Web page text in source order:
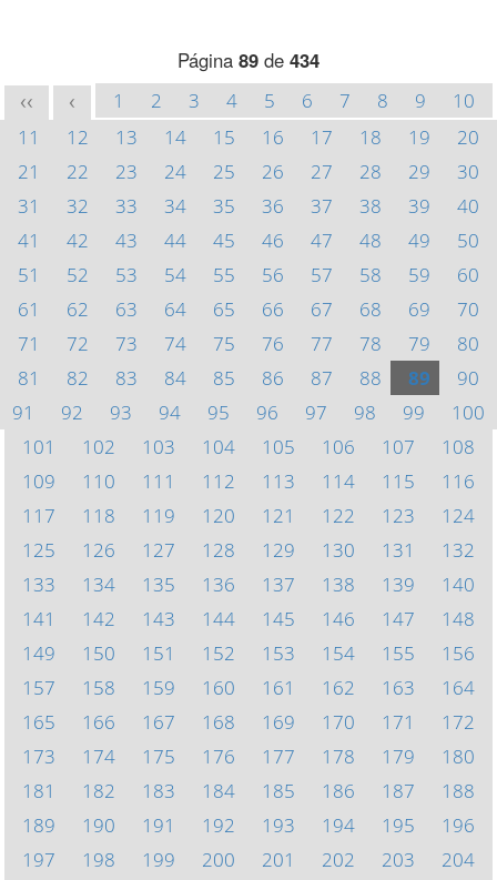
Página 89 de 434
<< < 1 2 3 4 5 6 7 8 9
10
11
12 13 14 15 16 17 18 19
20
21
22 23 24 25 26 27 28 29
30
31
32 33 34 35 36 37 38 39
40
41
42 43 44 45 46 47 48 49
50
51
52 53 54 55 56 57 58 59
60
61
62 63 64 65 66 67 68 69
70
71
72 73 74 75 76 77 78 79
80
81
82 83 84 85 86 87 88 89
90
91
92 93 94 95 96 97 98 99
100
101
102 103 104 105 106 107
108
109
110 111 112 113 114 115
116
117
118 119 120 121 122 123
124
125
126 127 128 129 130 131
132
133
134 135 136 137 138 139
140
141
142 143 144 145 146 147
148
149
150 151 152 153 154 155
156
157
158 159 160 161 162 163
164
165
166 167 168 169 170 171
172
173
174 175 176 177 178 179
180
181
182 183 184 185 186 187
188
189
190 191 192 193 194 195
196
197
198 199 200 201 202 203
204